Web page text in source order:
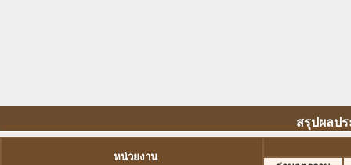
สรุปผลป
หน่วยงาน